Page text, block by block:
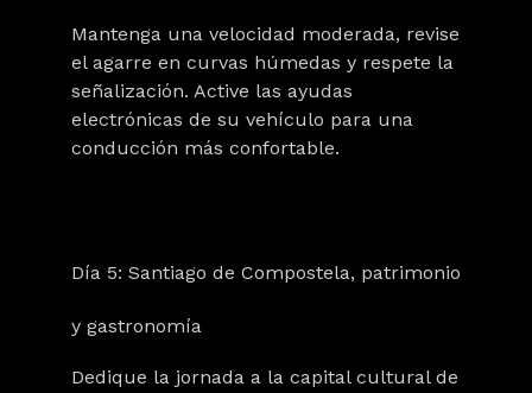
Mantenga una velocidad moderada, revise
el agarre en curvas húmedas y respete la
señalización. Active las ayudas
electrónicas de su vehículo para una
conducción más confortable.
Día 5: Santiago de Compostela, patrimonio
y gastronomía
Dedique la jornada a la capital cultural de